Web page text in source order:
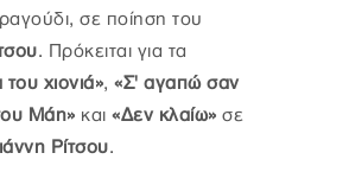
σε ποίηση του
. Πρόκειται για τα
χιονιά», «Σ' αγαπώ σαν
Μάη» και «Δεν κλαίω» σε
Ρίτσου.